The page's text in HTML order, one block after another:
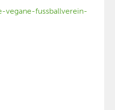
vegane-fussballverein-